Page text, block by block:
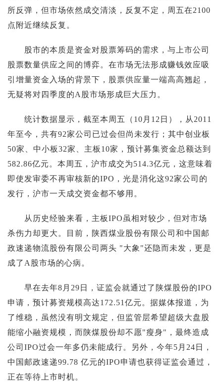
所反弹，但市场依然成交清淡，反复不定，周五在2100
点附近继续反复。
股市的本质是资金对股票筹码的需求，与上市公司
股票数量供应之间的博弈。在市场无法形成赚钱效应吸
引增量资金入场的背景下，股票供应量一端高高翘起，
无疑将对四季度的A股市场形成巨大压力。
统计数据显示，截至本周五（10月12日），从2011
年至今，共有92家公司已过会但尚未发行；其中创业板
50家、中小板32家、主板10家，预计募集资金总额达到
582.86亿元。本周五，沪市成交为514.3亿元，这意味着
即使发审委不再审核新的IPO，光是消化这92家公司的
发行，沪市一天成交资金都不够用。
从历史经验来看，主板IPO虽相对较少，但对市场
杀伤力却更大。目前，陕西煤业股份有限公司和中国邮
政速递物流股份有限公司两头 "大象"还隐而未发，更是
成了A股市场的心病。
早在去年8月29日，证监会就通过了陕煤股份的IPO
申请，预计募资规模高达172.51亿元。据媒体报道，为
了维稳，虽然没有明文规定，但监管层希望超级大盘股
能缩小融资规模，而陕煤股份却不愿"瘦身"，最终造成
公司IPO过会一年多仍未能成行。另外，今年5月24日，
中国邮政速递99.78 亿元的IPO申请也获得证监会通过，
正在等待上市时机。